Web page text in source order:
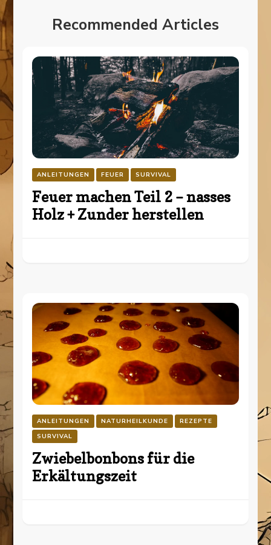
Recommended Articles
ANLEITUNGEN FEUER SURVIVAL
Feuer machen Teil 2 – nasses
Holz + Zunder herstellen
ANLEITUNGEN NATURHEILKUNDE
REZEPTE
SURVIVAL
Zwiebelbonbons für die
Erkältungszeit